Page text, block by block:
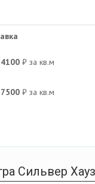
₽ за кв.м
₽ за кв.м
Сильвер Хауз